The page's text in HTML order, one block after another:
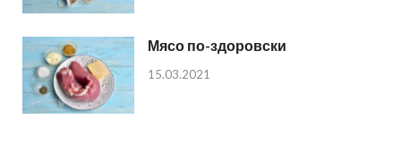
Мясо по-здоровски
15.03.2021